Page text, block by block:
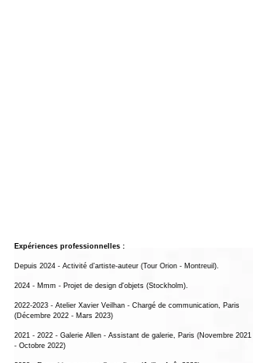
Expériences professionnelles :
Depuis 2024 - Activité d’artiste-auteur (Tour Orion - Montreuil).
2024 - Mmm - Projet de design d'objets (Stockholm).
2022-2023 - Atelier Xavier Veilhan - Chargé de communication, Paris
(Décembre 2022 - Mars 2023)
2021 - 2022 - Galerie Allen - Assistant de galerie, Paris (Novembre 2021
- Octobre 2022)